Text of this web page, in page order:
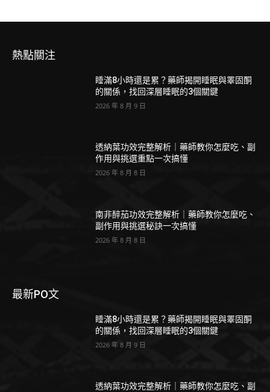
熱點關注
睡滿8小時還是累？藥師揭開睡眠與睪固酮
的關係，找回深層睡眠的3個關鍵
2026 年 8 月 9 日
透納葉功效完整解析｜藥師教你怎麼吃、副
作用與挑選重點一次搞懂
2026 年 8 月 8 日
南非醉茄功效完整解析｜藥師教你怎麼吃、
副作用與挑選秘訣一次搞懂
2026 年 8 月 8 日
最新PO文
睡滿8小時還是累？藥師揭開睡眠與睪固酮
的關係，找回深層睡眠的3個關鍵
2026 年 8 月 9 日
透納葉功效完整解析｜藥師教你怎麼吃、副